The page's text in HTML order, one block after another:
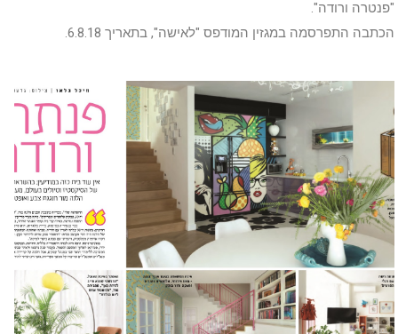
"פנטרה ורודה".
הכתבה התפרסמה במגזין המודפס "לאישה", בתאריך 6.8.18.